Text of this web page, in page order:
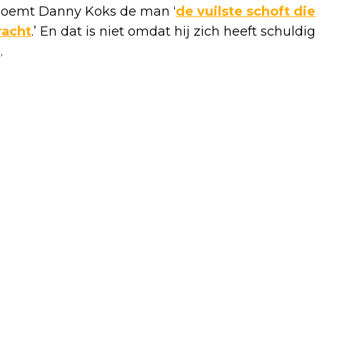
Danny Koks de man ‘de vuilste schoft die
.’ En dat is niet omdat hij zich heeft schuldig
.